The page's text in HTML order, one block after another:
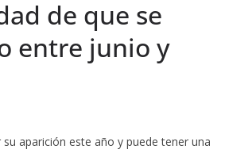
de que se
entre junio y
aparición este año y puede tener una